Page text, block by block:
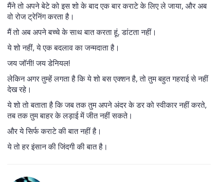
मैंने तो अपने बेटे को इस शो के बाद एक बार कराटे के लिए ले जाया, और अब
वो रोज ट्रेनिंग करता है।
मैं तो अब अपने बच्चे के साथ बात करता हूं, डांटता नहीं।
ये शो नहीं, ये एक बदलाव का जन्मदाता है।
जय जॉनी! जय डेनियल!
लेकिन अगर तुम्हें लगता है कि ये शो बस एक्शन है, तो तुम बहुत गहराई से नहीं
देख रहे।
ये शो तो बताता है कि जब तक तुम अपने अंदर के डर को स्वीकार नहीं करते,
तब तक तुम बाहर के लड़ाई में जीत नहीं सकते।
और ये सिर्फ कराटे की बात नहीं है।
ये तो हर इंसान की जिंदगी की बात है।